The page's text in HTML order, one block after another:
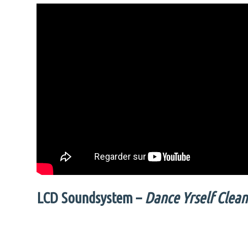
LCD Soundsystem – Dance Yrself Clean